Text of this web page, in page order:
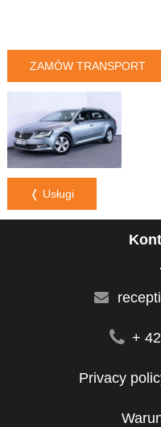
ZAMÓW TRANSPORT
❬ Usługi
+
Privacy